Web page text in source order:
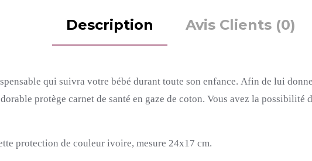
Description Avis Clients (0)
qui suivra votre bébé durant toute son enfance. Afin de lui
protège carnet de santé en gaze de coton. Vous avez la possibilité
protection de couleur ivoire, mesure 24x17 cm.